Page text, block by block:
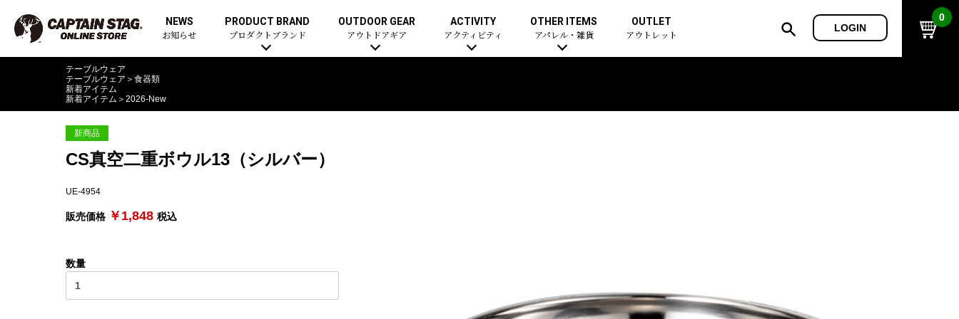
NEWS
お知らせ
PRODUCT BRAND
プロダクトブランド
OUTDOOR GEAR
アウトドアギア
ACTIVITY
アクティビティ
OTHER ITEMS
アパレル・雑貨
OUTLET
アウトレット
LOGIN
0
テーブルウェア
テーブルウェア ＞ 食器類
新着アイテム
新着アイテム ＞ 2026-New
新商品
CS真空二重ボウル13（シルバー）
UE-4954
販売価格 ￥1,848 税込
数量